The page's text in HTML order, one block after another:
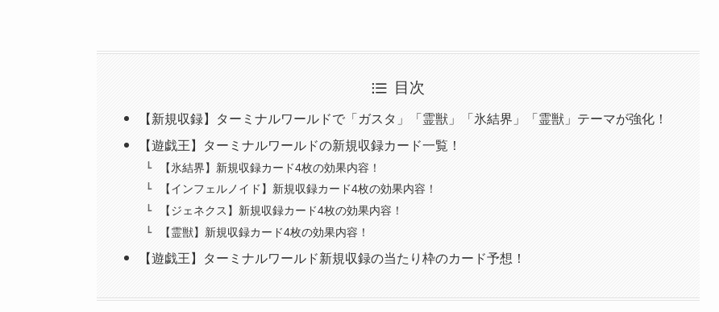
目次
【新規収録】ターミナルワールドで「ガスタ」「霊獣」「氷結界」「霊獣」テーマが強化！
【遊戯王】ターミナルワールドの新規収録カード一覧！
【氷結界】新規収録カード4枚の効果内容！
【インフェルノイド】新規収録カード4枚の効果内容！
【ジェネクス】新規収録カード4枚の効果内容！
【霊獣】新規収録カード4枚の効果内容！
【遊戯王】ターミナルワールド新規収録の当たり枠のカード予想！